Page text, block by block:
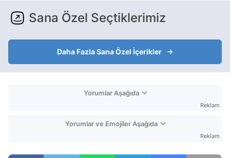
Sana Özel Seçtiklerimiz
Daha Fazla Sana Özel İçerikler
Yorumlar Aşağıda
Reklam
Yorumlar ve Emojiler Aşağıda
Reklam